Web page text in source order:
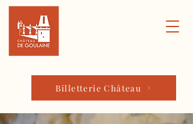
Billetterie Château